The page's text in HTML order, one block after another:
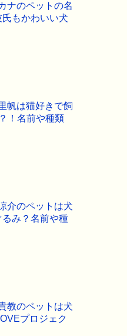
ナのペットの名
もかわいい犬
帆は猫好きで飼
！名前や種類
介のペットは犬
み？名前や種
教のペットは犬
プロジェク